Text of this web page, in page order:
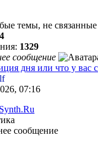
темы, не связанные
1329
сообщение
дня или что у вас
07:16
сообщение